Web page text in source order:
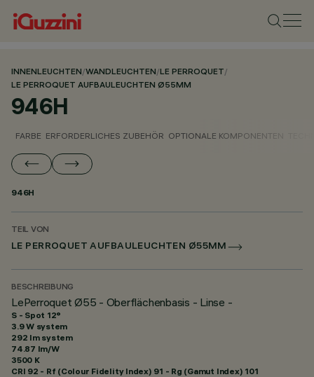
INNENLEUCHTEN/WANDLEUCHTEN/LE PERROQUET/
LE PERROQUET AUFBAULEUCHTEN Ø55MM
946H
FARBE ERFORDERLICHES ZUBEHÖR OPTIONALE KOMPONENTEN
946H
TEIL VON
LE PERROQUET AUFBAULEUCHTEN Ø55MM
BESCHREIBUNG
LePerroquet Ø55 - Oberflächenbasis - Linse -
S - Spot 12°
3.9 W system
292 lm system
74.87 lm/W
3500 K
CRI 92 - Rf (Colour Fidelity Index) 91 - Rg (Gamut Index) 101